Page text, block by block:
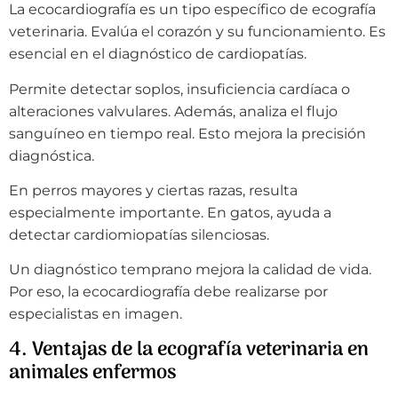
La ecocardiografía es un tipo específico de ecografía
veterinaria. Evalúa el corazón y su funcionamiento. Es
esencial en el diagnóstico de cardiopatías.
Permite detectar soplos, insuficiencia cardíaca o
alteraciones valvulares. Además, analiza el flujo
sanguíneo en tiempo real. Esto mejora la precisión
diagnóstica.
En perros mayores y ciertas razas, resulta
especialmente importante. En gatos, ayuda a
detectar cardiomiopatías silenciosas.
Un diagnóstico temprano mejora la calidad de vida.
Por eso, la ecocardiografía debe realizarse por
especialistas en imagen.
4. Ventajas de la ecografía veterinaria en
animales enfermos